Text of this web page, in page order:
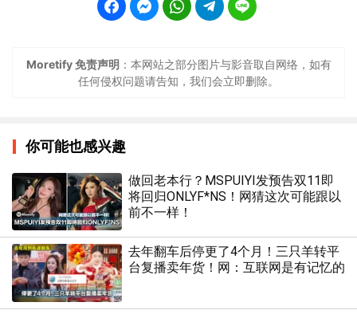
Moretify 免责声明 ：本网站之部分图片与影音取自网络，如有
任何侵权问题请告知，我们会立即删除。
你可能也感兴趣
做回老本行？MSPUIYI发预告双11即
将回归ONLYF*NS！网猜这次可能跟以
前不一样！
去年翻车后停更了4个月！三只羊转平
台复播卖年货！网：互联网是有记忆的